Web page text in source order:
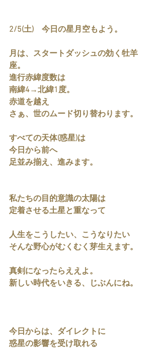
2/5(土)　今日の星月空もよう。
月は、スタートダッシュの効く牡羊
座。
進行赤緯度数は
南緯4→北緯1度。
赤道を越え
さぁ、世のムード切り替わります。
すべての天体(惑星)は
今日から前へ
足並み揃え、進みます。
私たちの目的意識の太陽は
定着させる土星と重なって
人生をこうしたい、こうなりたい
そんな野心がむくむく芽生えます。
真剣になったらええよ。
新しい時代をいきる、じぶんにね。
今日からは、ダイレクトに
惑星の影響を受け取れる